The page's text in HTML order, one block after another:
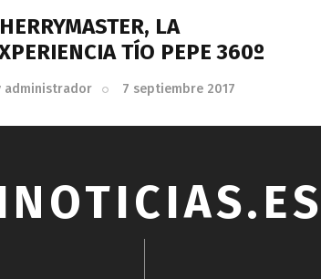
LA
TÍO PEPE 360º
administrador 7 septiembre 2017